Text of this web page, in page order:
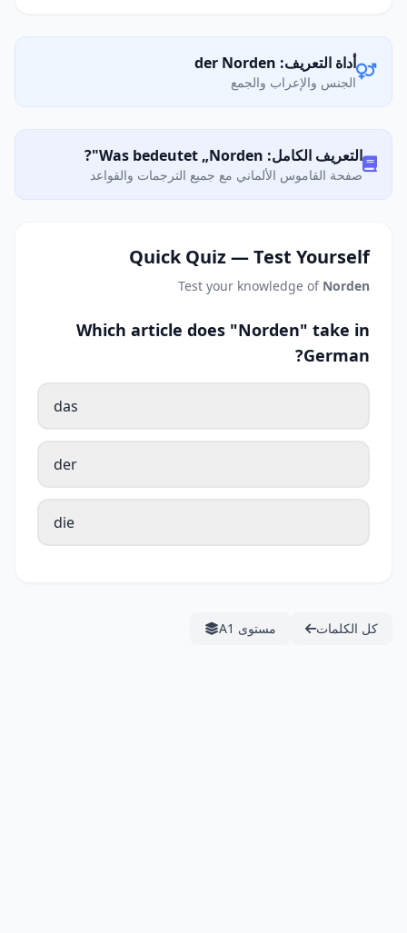
أداة التعريف: der Norden
الجنس والإعراب والجمع
التعريف الكامل: Was bedeutet „Norden"?
صفحة القاموس الألماني مع جميع الترجمات والقواعد
Quick Quiz — Test Yourself
Test your knowledge of Norden
Which article does "Norden" take in
German?
das
der
die
كل الكلمات مستوى A1